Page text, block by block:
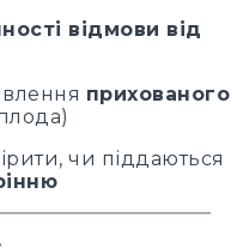
відмови від
прихованого
чи піддаються